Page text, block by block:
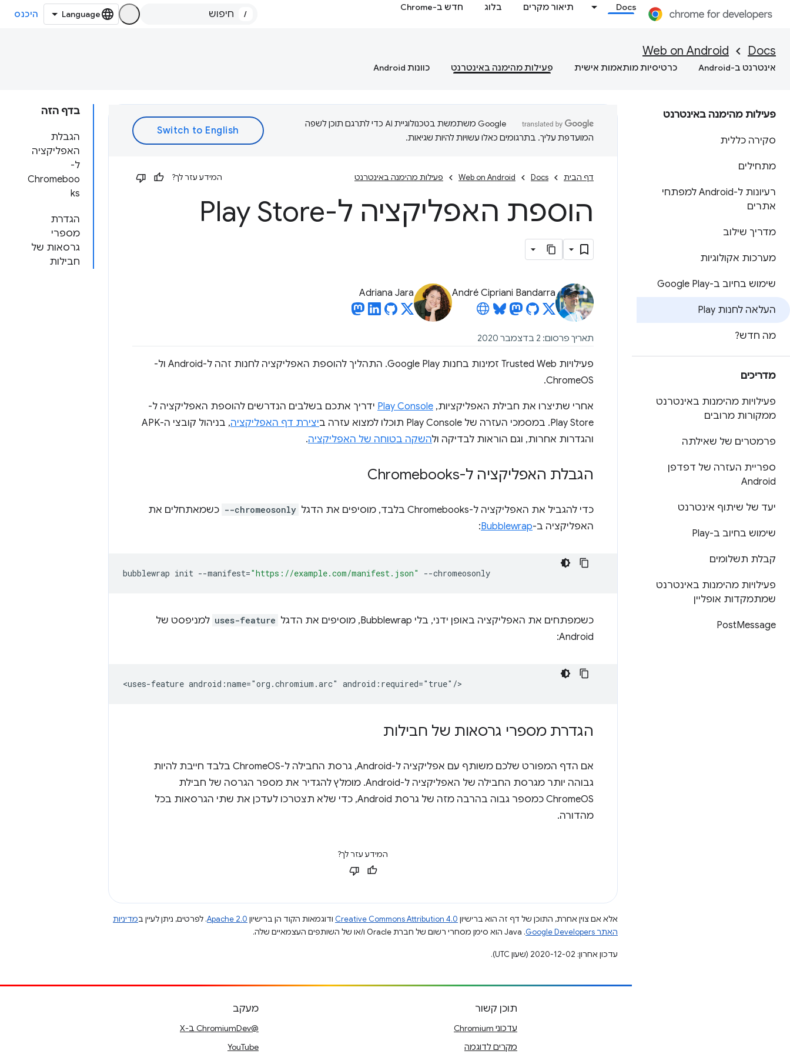
Docs תיאור מקרים בלוג חדש ב-Chrome
/ היכנס
Docs
Web on Android
אינטרנט ב-Android כרטיסיות מותאמות אישית פעילות מהימנה באינטרנט כוונות Android
פעילות מהימנה באינטרנט
סקירה כללית
מתחילים
רעיונות ל-Android למפתחי
אתרים
מדריך שילוב
מערכות אקולוגיות
שימוש בחיוב ב-Google Play
העלאה לחנות Play
מה חדש?
מדריכים
פעילויות מהימנות באינטרנט
ממקורות מרובים
פרמטרים של שאילתה
ספריית העזרה של דפדפן
Android
יעד של שיתוף אינטרנט
שימוש בחיוב ב-Play
קבלת תשלומים
פעילויות מהימנות באינטרנט
שמתמקדות אופליין
PostMessage
בדף הזה
הגבלת
האפליקציה
ל-
Chromeboo
ks
הגדרת
מספרי
גרסאות של
חבילות
‫Google משתמשת בטכנולוגיית AI כדי לתרגם תוכן לשפה
המועדפת עליך. בתרגומים כאלו עשויות להיות שגיאות.
דף הבית Docs
Web on Android פעילות מהימנה באינטרנט המידע עזר לך?
הוספת האפליקציה ל-Play Store
André Cipriani Bandarra
Adriana Jara
תאריך פרסום: 2 בדצמבר 2020
פעילויות Trusted Web זמינות בחנות Google Play. התהליך להוספת האפליקציה לחנות זהה ל-Android ול-
ChromeOS.
אחרי שתיצרו את חבילת האפליקציות, Play Console ידריך אתכם בשלבים הנדרשים להוספת האפליקציה ל-
Play Store. במסמכי העזרה של Play Console תוכלו למצוא עזרה ב
יצירת דף האפליקציה
, בניהול קובצי ה-APK
והגדרות אחרות, וגם הוראות לבדיקה ולהשקה בטוחה של האפליקציה.
הגבלת האפליקציה ל-Chromebooks
כדי להגביל את האפליקציה ל-Chromebooks בלבד, מוסיפים את הדגל --chromeosonly כשמאתחלים את
האפליקציה ב-Bubblewrap
:
bubblewrap init --manifest="https://example.com/manifest.json"
כשמפתחים את האפליקציה באופן ידני, בלי Bubblewrap, מוסיפים את הדגל uses-feature למניפסט של
Android:
<uses-feature android:name="org.chromium.arc"
הגדרת מספרי גרסאות של חבילות
אם הדף המפורט שלכם משותף עם אפליקציה ל-Android, גרסת החבילה ל-ChromeOS בלבד חייבת להיות
גבוהה יותר מגרסת החבילה של האפליקציה ל-Android. מומלץ להגדיר את מספר הגרסה של חבילת
ChromeOS כמספר גבוה בהרבה מזה של גרסת Android, כדי שלא תצטרכו לעדכן את שתי הגרסאות בכל
מהדורה.
המידע עזר לך?
אלא אם צוין אחרת, התוכן של דף זה הוא ברישיון Creative Commons Attribution 4.0 ודוגמאות הקוד הן ברישיון Apache 2.0. לפרטים, ניתן לעיין במדיניות
האתר Google Developers‏
.‏ Java הוא סימן מסחרי רשום של חברת Oracle ו/או של השותפים העצמאיים שלה.
עדכון אחרון: 2020-12-02 (שעון UTC).
תוכן קשור
עדכוני Chromium
מקרים לדוגמה
מעקב
@ChromiumDev ב-X
YouTube